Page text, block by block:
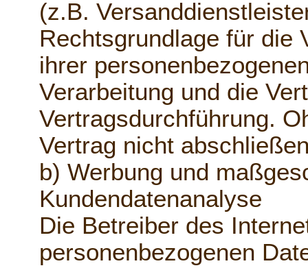
(z.B.
Rechtsgrundlage für die
ihrer
Verarbeitung und die
Vertragsdurchführung.
Vertrag nicht
b) Werbung und
Kundendatenanalyse
Die Betreiber des
personenbezogenen